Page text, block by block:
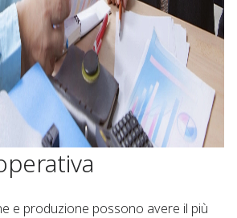
e produzione possono avere il più